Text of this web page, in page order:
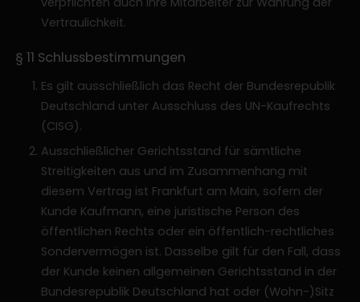
Vertraulichkeit.
§ 11 Schlussbestimmungen
Es gilt ausschließlich das Recht der Bundesrepublik
Deutschland unter Ausschluss des UN-Kaufrechts
(CISG).
Ausschließlicher Gerichtsstand für sämtliche
Streitigkeiten aus und im Zusammenhang mit
diesem Vertrag ist Frankfurt am Main, sofern der
Kunde Kaufmann, eine juristische Person des
öffentlichen Rechts oder ein öffentlich-rechtliches
Sondervermögen ist. Dasselbe gilt für den Fall, dass
der Kunde keinen allgemeinen Gerichtsstand in der
Bundesrepublik Deutschland hat oder (Wohn-)Sitz